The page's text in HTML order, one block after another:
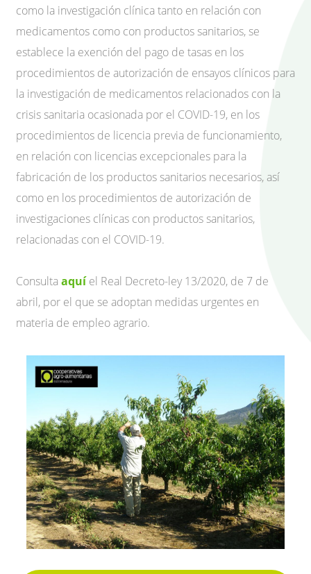
como la investigación clínica tanto en relación con
medicamentos como con productos sanitarios, se
establece la exención del pago de tasas en los
procedimientos de autorización de ensayos clínicos para
la investigación de medicamentos relacionados con la
crisis sanitaria ocasionada por el COVID-19, en los
procedimientos de licencia previa de funcionamiento,
en relación con licencias excepcionales para la
fabricación de los productos sanitarios necesarios, así
como en los procedimientos de autorización de
investigaciones clínicas con productos sanitarios,
relacionadas con el COVID-19.
Consulta aquí el Real Decreto-ley 13/2020, de 7 de
abril, por el que se adoptan medidas urgentes en
materia de empleo agrario.